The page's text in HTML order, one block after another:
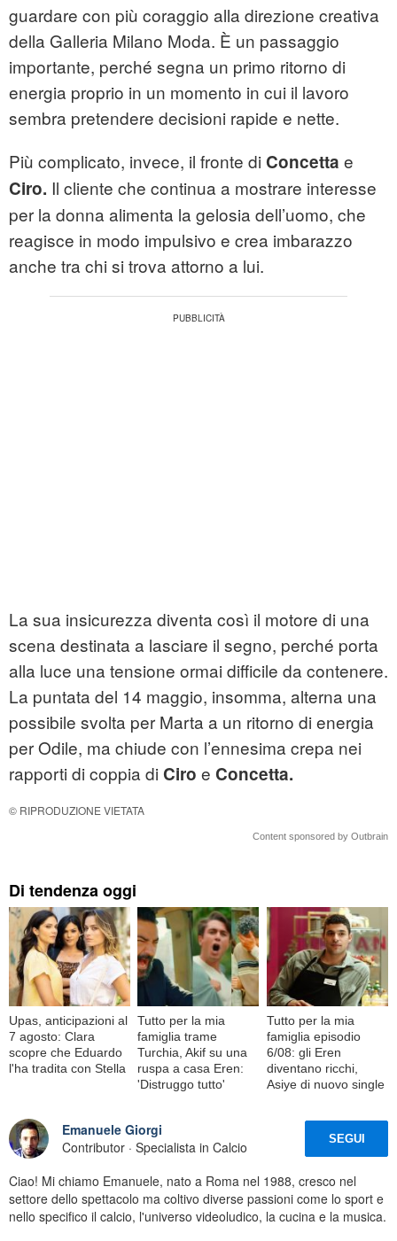
guardare con più coraggio alla direzione creativa
della Galleria Milano Moda. È un passaggio
importante, perché segna un primo ritorno di
energia proprio in un momento in cui il lavoro
sembra pretendere decisioni rapide e nette.
Più complicato, invece, il fronte di Concetta e
Ciro. Il cliente che continua a mostrare interesse
per la donna alimenta la gelosia dell’uomo, che
reagisce in modo impulsivo e crea imbarazzo
anche tra chi si trova attorno a lui.
La sua insicurezza diventa così il motore di una
scena destinata a lasciare il segno, perché porta
alla luce una tensione ormai difficile da contenere.
La puntata del 14 maggio, insomma, alterna una
possibile svolta per Marta a un ritorno di energia
per Odile, ma chiude con l’ennesima crepa nei
rapporti di coppia di Ciro e Concetta.
© RIPRODUZIONE VIETATA
Content sponsored by Outbrain
Di tendenza oggi
Upas, anticipazioni al
7 agosto: Clara
scopre che Eduardo
l'ha tradita con Stella
Tutto per la mia
famiglia trame
Turchia, Akif su una
ruspa a casa Eren:
'Distruggo tutto'
Tutto per la mia
famiglia episodio
6/08: gli Eren
diventano ricchi,
Asiye di nuovo single
Emanuele Giorgi
Contributor · Specialista in Calcio
SEGUI
Ciao! Mi chiamo Emanuele, nato a Roma nel 1988, cresco nel
settore dello spettacolo ma coltivo diverse passioni come lo sport e
nello specifico il calcio, l'universo videoludico, la cucina e la musica.